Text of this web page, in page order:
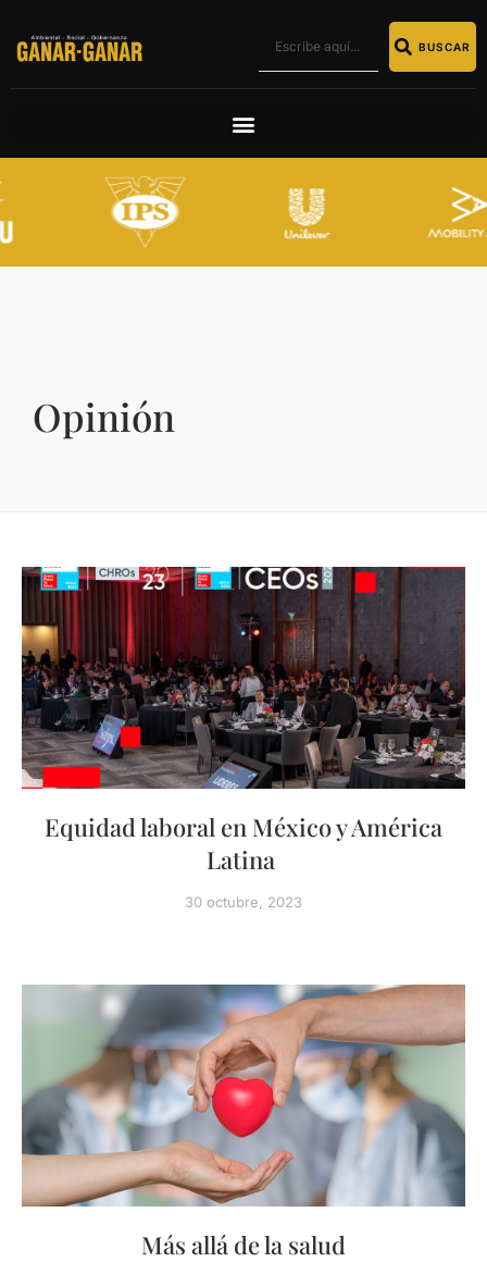
BUSCAR
Opinión
Equidad laboral en México y América
Latina
30 octubre, 2023
Más allá de la salud